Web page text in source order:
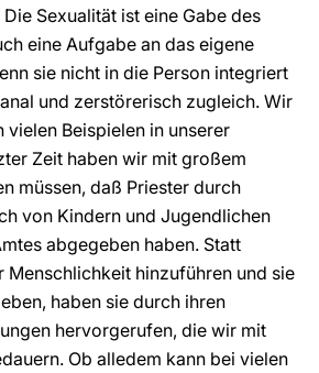
Sexualität ist eine Gabe des
eine Aufgabe an das eigene
sie nicht in die Person integriert
und zerstörerisch zugleich. Wir
vielen Beispielen in unserer
Zeit haben wir mit großem
müssen, daß Priester durch
von Kindern und Jugendlichen
abgegeben haben. Statt
Menschlichkeit hinzuführen und sie
haben sie durch ihren
hervorgerufen, die wir mit
Ob alledem kann bei vielen